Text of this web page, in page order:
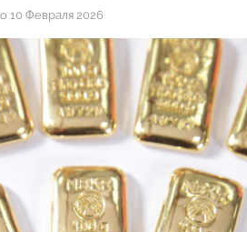
10 Февраля 2026